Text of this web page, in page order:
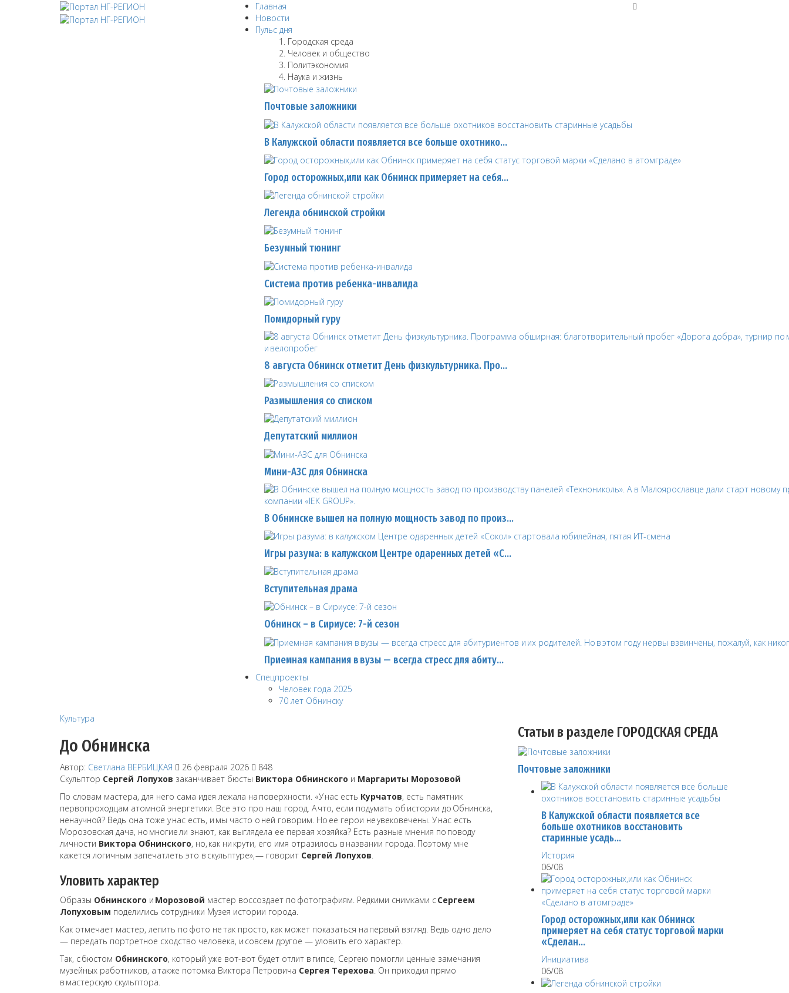
Главная
Новости
Пульс дня
Городская среда
Человек и общество
Политэкономия
Наука и жизнь
Почтовые заложники
В Калужской области появляется все больше охотнико…
Город осторожных,или как Обнинск примеряет на себя…
Легенда обнинской стройки
Безумный тюнинг
Система против ребенка-инвалида
Помидорный гуру
8 августа Обнинск отметит День физкультурника. Про…
Размышления со списком
Депутатский миллион
Мини-АЗС для Обнинска
В Обнинске вышел на полную мощность завод по произ…
Игры разума: в калужском Центре одаренных детей «С…
Вступительная драма
Обнинск – в Сириусе: 7-й сезон
Приемная кампания в вузы — всегда стресс для абиту…
Спецпроекты
Человек года 2025
70 лет Обнинску
Культура
До Обнинска
Автор: Светлана ВЕРБИЦКАЯ 26 февраля 2026
848
Скульптор Сергей Лопухов заканчивает бюсты Виктора Обнинского и Маргариты Морозовой
По словам мастера, для него сама идея лежала на поверхности. «У нас есть Курчатов, есть памятник
первопроходцам атомной энергетики. Все это про наш город. А что, если подумать об истории до Обнинска,
ненаучной? Ведь она тоже у нас есть, и мы часто о ней говорим. Но ее герои не увековечены. У нас есть
Морозовская дача, но многие ли знают, как выглядела ее первая хозяйка? Есть разные мнения по поводу
личности Виктора Обнинского, но, как ни крути, его имя отразилось в названии города. Поэтому мне
кажется логичным запечатлеть это в скульптуре», — говорит Сергей Лопухов
Уловить характер
Образы Обнинского и Морозовой мастер воссоздает по фотографиям. Редкими снимками сСергеем
Лопуховым поделились сотрудники Музея истории города.
Как отмечает мастер, лепить по фото не так просто, как может показаться на первый взгляд. Ведь одно дело
— передать портретное сходство человека, и совсем другое — уловить его характер.
Так, с бюстом Обнинского, который уже вот-вот будет отлит в гипсе, Сергею помогли ценные замечания
музейных работников, а также потомка Виктора Петровича Сергея Терехова . Он приходил прямо
в мастерскую скульптора.
Статьи в разделе ГОРОДСКАЯ СРЕДА
Почтовые заложники
В Калужской области появляется все
больше охотников восстановить
старинные усадь…
История
06/08
Город осторожных,или как Обнинск
примеряет на себя статус торговой марки
«Сделан…
Инициатива
06/08